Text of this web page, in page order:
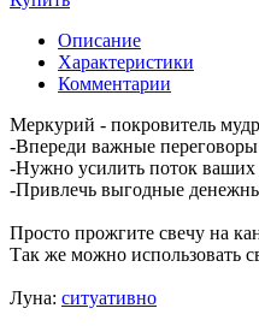
Описание
Характеристики
Комментарии
Меркурий - покровитель
-Впереди важные
-Нужно усилить поток ваших
-Привлечь выгодные
Просто прожгите свечу на
Так же можно использовать
Луна: ситуативно